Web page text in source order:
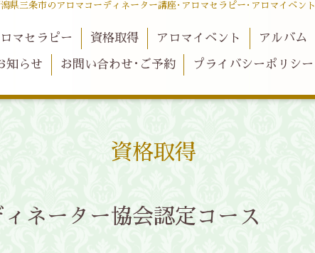
県三条市のアロマコーディネーター講座･アロマセラピー･アロマイベント
マセラピー 資格取得 アロマイベント アルバム
知らせ お問い合わせ･ご予約 プライバシーポリシー
資格取得
ネーター協会認定コース